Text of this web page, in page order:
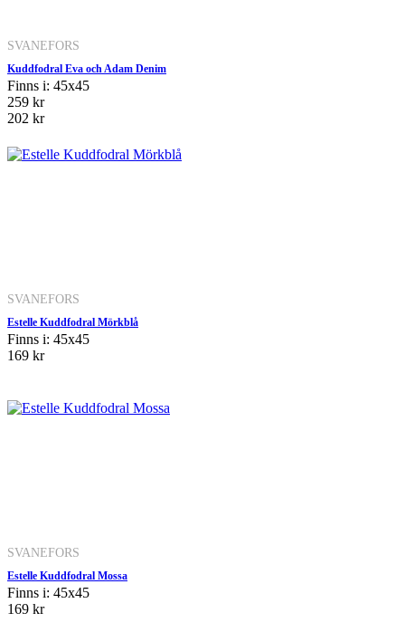
SVANEFORS
Kuddfodral Eva och Adam Denim
Finns i: 45x45
259 kr
202 kr
SVANEFORS
Estelle Kuddfodral Mörkblå
Finns i: 45x45
169 kr
SVANEFORS
Estelle Kuddfodral Mossa
Finns i: 45x45
169 kr